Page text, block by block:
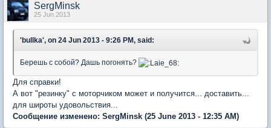
SergMinsk
25 Jun 2013
'bullka', on 24 Jun 2013 - 9:26 PM, said:
Берешь с собой? Дашь погонять?
Для справки!
А вот "резинку" с моторчиком может и получится... доставить...
для широты удовольствия...
Сообщение изменено: SergMinsk (25 June 2013 - 12:35 AM)